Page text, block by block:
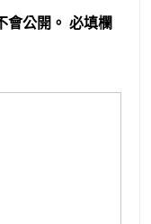
會公開。 必填欄